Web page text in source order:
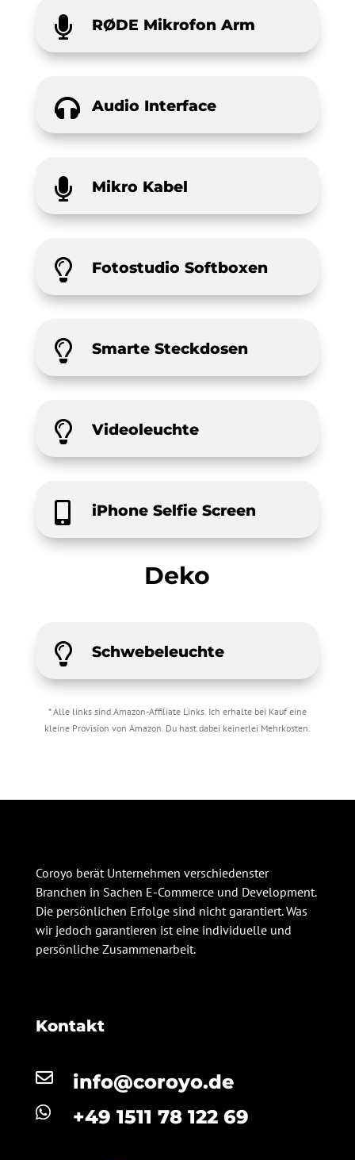
 RØDE Mikrofon Arm
 Audio Interface
 Mikro Kabel
 Fotostudio Softboxen
 Smarte Steckdosen
 Videoleuchte
 iPhone Selfie Screen
Deko
 Schwebeleuchte
* Alle links sind Amazon-Affiliate Links. Ich erhalte bei Kauf eine
kleine Provision von Amazon. Du hast dabei keinerlei Mehrkosten.
Coroyo berät Unternehmen verschiedenster
Branchen in Sachen E-Commerce und Development.
Die persönlichen Erfolge sind nicht garantiert. Was
wir jedoch garantieren ist eine individuelle und
persönliche Zusammenarbeit.
Kontakt
 info@coroyo.de
 +49 1511 78 122 69